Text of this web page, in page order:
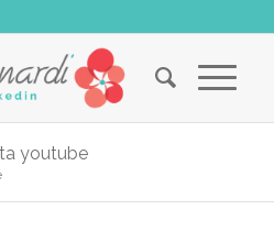
youtube